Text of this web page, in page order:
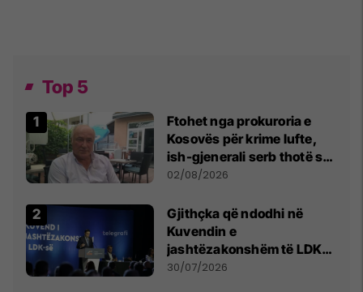
Top 5
Ftohet nga prokuroria e
Kosovës për krime lufte,
ish-gjenerali serb thotë se
dikush e tradhtoi në
02/08/2026
Gjithçka që ndodhi në
Kuvendin e
jashtëzakonshëm të LDK-
së
30/07/2026